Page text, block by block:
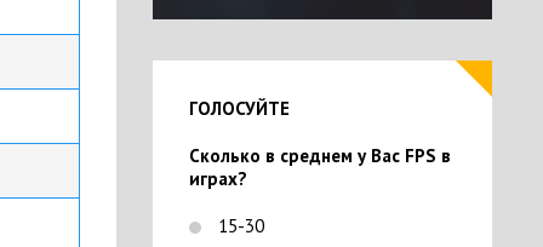
ГОЛОСУЙТЕ
Сколько в среднем у Вас FPS в
играх?
15-30